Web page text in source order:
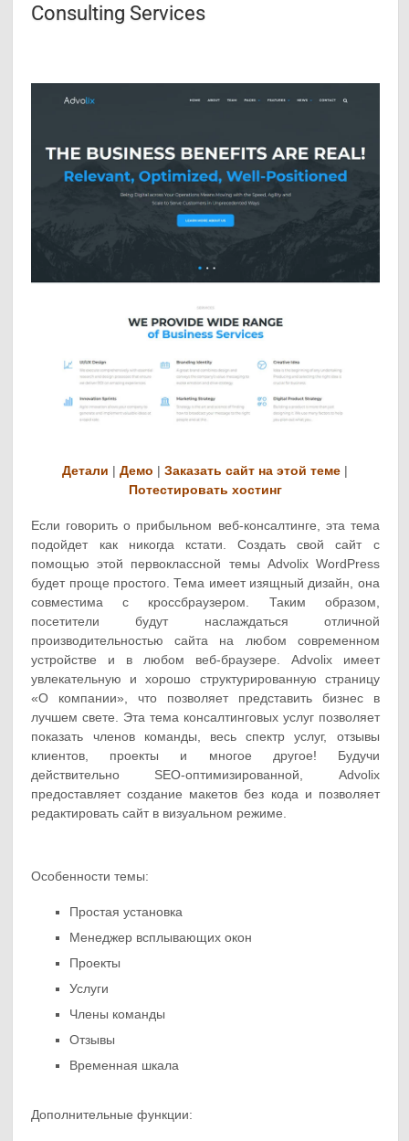
Consulting Services
Детали |Демо |Заказать сайт на этой теме |
Потестировать хостинг
Если говорить о прибыльном веб-консалтинге, эта тема
подойдет как никогда кстати. Создать свой сайт с
помощью этой первоклассной темы Advolix WordPress
будет проще простого. Тема имеет изящный дизайн, она
совместима с кроссбраузером. Таким образом,
посетители будут наслаждаться отличной
производительностью сайта на любом современном
устройстве и в любом веб-браузере. Advolix имеет
увлекательную и хорошо структурированную страницу
«О компании», что позволяет представить бизнес в
лучшем свете. Эта тема консалтинговых услуг позволяет
показать членов команды, весь спектр услуг, отзывы
клиентов, проекты и многое другое! Будучи
действительно SEO-оптимизированной, Advolix
предоставляет создание макетов без кода и позволяет
редактировать сайт в визуальном режиме.
Особенности темы:
Простая установка
Менеджер всплывающих окон
Проекты
Услуги
Члены команды
Отзывы
Временная шкала
Дополнительные функции: